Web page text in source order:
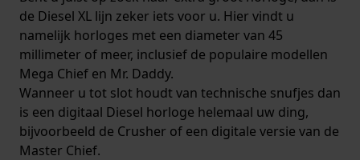
de Diesel XL lijn zeker iets voor u. Hier vindt u
namelijk horloges met een diameter van 45
millimeter of meer, inclusief de populaire modellen
Mega Chief en Mr. Daddy.
Wanneer u tot slot houdt van technische snufjes dan
is een digitaal Diesel horloge helemaal uw ding,
bijvoorbeeld de Crusher of een digitale versie van de
Master Chief.